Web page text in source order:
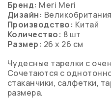
Бренд: Meri Meri
Дизайн: Великобритания
Производство: Китай
Количество: 8 шт
Размер: 26 х 26 см
Чудесные тарелки с
Сочетаются с
стаканчики, салфетки,
размера.